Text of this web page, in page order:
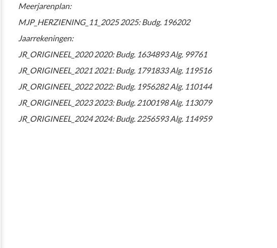
Meerjarenplan:
MJP_HERZIENING_11_2025 2025: Budg. 196202
Jaarrekeningen:
JR_ORIGINEEL_2020 2020: Budg. 1634893 Alg. 99761
JR_ORIGINEEL_2021 2021: Budg. 1791833 Alg. 119516
JR_ORIGINEEL_2022 2022: Budg. 1956282 Alg. 110144
JR_ORIGINEEL_2023 2023: Budg. 2100198 Alg. 113079
JR_ORIGINEEL_2024 2024: Budg. 2256593 Alg. 114959